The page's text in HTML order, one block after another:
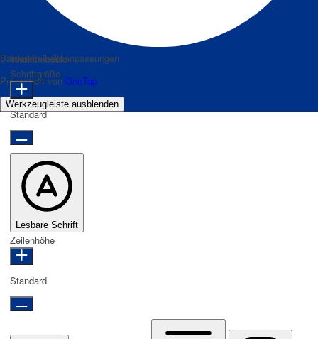
Barrierefreiheitsanpassungen
Präsentiert von OneTap
Werkzeugleiste ausblenden
Inhaltsmodule
Schriftgröße
Standard
Lesbare Schrift
Zeilenhöhe
Standard